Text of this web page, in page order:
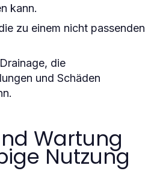
kann.
zu einem nicht passenden
die
und Schäden
Wartung
Nutzung